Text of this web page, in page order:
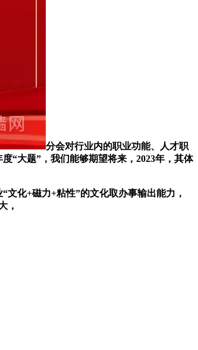
分会对行业内的职业功能、人才职
“大题”，我们能够期望将来，2023年，其体
化+磁力+粘性”的文化取办事输出能力，
，